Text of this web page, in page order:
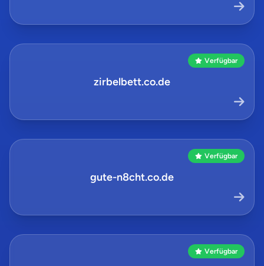
Verfügbar
zirbelbett.co.de
Verfügbar
gute-n8cht.co.de
Verfügbar